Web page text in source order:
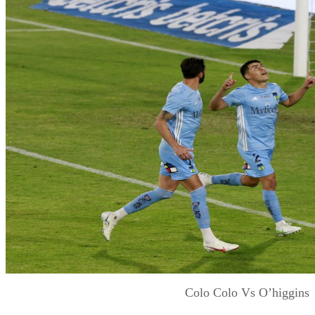
Colo Colo Vs O’higgins